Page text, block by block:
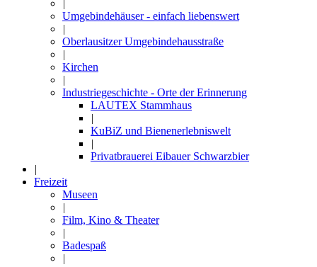
|
Umgebindehäuser - einfach liebenswert
|
Oberlausitzer Umgebindehausstraße
|
Kirchen
|
Industriegeschichte - Orte der Erinnerung
LAUTEX Stammhaus
|
KuBiZ und Bienenerlebniswelt
|
Privatbrauerei Eibauer Schwarzbier
|
Freizeit
Museen
|
Film, Kino & Theater
|
Badespaß
|